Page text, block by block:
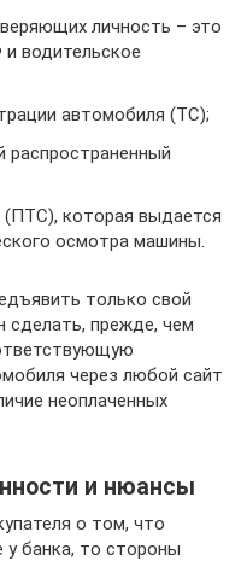
личность – это
водительское
автомобиля (ТС);
распространенный
(ПТС), которая выдается
осмотра машины.
только свой
сделать, прежде, чем
через любой сайт
неоплаченных
и нюансы
о том, что
у банка, то стороны